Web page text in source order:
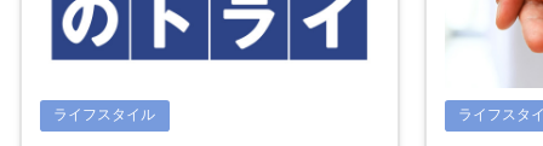
ライフスタイル ライフスタ